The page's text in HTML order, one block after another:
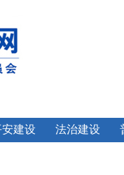
建设 法治建设